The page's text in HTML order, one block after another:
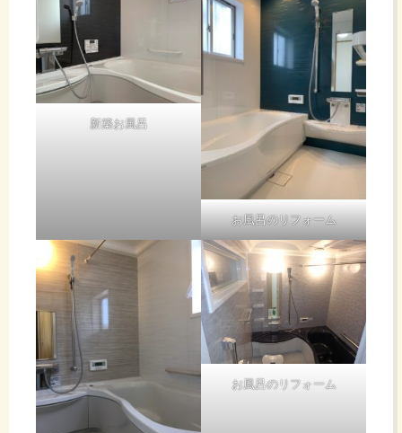
新築お風呂
お風呂のリフォーム
お風呂のリフォーム